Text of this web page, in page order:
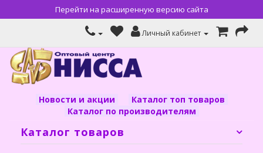
Перейти на расширенную версию сайта
Личный кабинет
Новости и акции
Каталог топ товаров
Каталог по производителям
Каталог товаров